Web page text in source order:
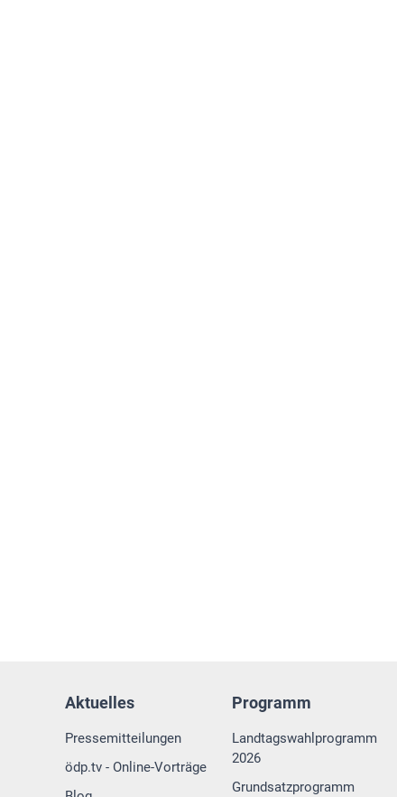
Aktuelles
Pressemitteilungen
ödp.tv - Online-Vorträge
Programm
Landtagswahlprogramm
2026
Grundsatzprogramm